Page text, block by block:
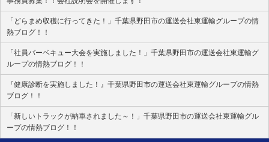
「どらまめ収穫に行ってきた！」千葉県野田市の運送会社東運輸グループの情
熱ブログ！！
「社員バーベキュー大会を実施しました！」千葉県野田市の運送会社東運輸グ
ループの情熱ブログ！！
『健康診断を実施しました！』千葉県野田市の運送会社東運輸グループの情熱
ブログ！！
「新しいトラックが納車されました～！」千葉県野田市の運送会社東運輸グル
ープの情熱ブログ！！